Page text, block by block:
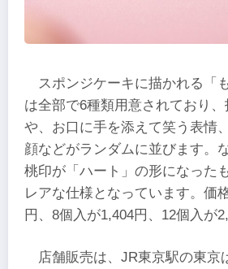
スポンジケーキに描かれる「
は全部で6種類用意されており
や、お口に手を添えて笑う表情
顔などがランダムに並びます。
桃印が「ハート」の形になった
レアな仕様となっています。価
円、8個入が1,404円、12個入が
店舗販売は、JR東京駅の東京